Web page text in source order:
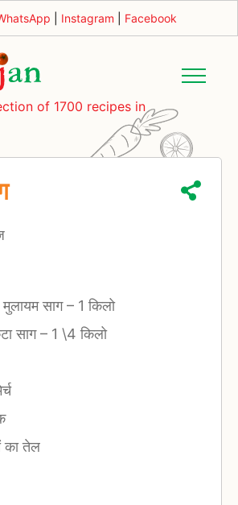
Instagram Facebook
of 1700 recipes in
साग– 1 किलो
साग– 1 \4 किलो
का तेल